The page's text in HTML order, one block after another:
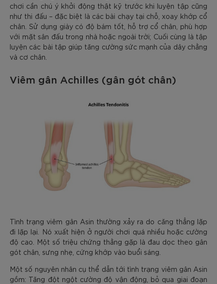
chơi cần chú ý khởi động thật kỹ trước khi luyện tập cũng
như thi đấu – đặc biệt là các bài chạy tại chỗ, xoay khớp cổ
chân. Sử dụng giày có độ bám tốt, hỗ trợ cổ chân, phù hợp
với mặt sân đấu trong nhà hoặc ngoài trời; Cuối cùng là tập
luyện các bài tập giúp tăng cường sức mạnh của dây chằng
và cơ chân.
Viêm gân Achilles (gân gót chân)
Tình trạng viêm gân Asin thường xảy ra do căng thẳng lặp
đi lặp lại. Nó xuất hiện ở người chơi quá nhiều hoặc cường
độ cao. Một số triệu chứng thằng gặp là đau dọc theo gân
gót chân, sưng nhẹ, cứng khớp vào buổi sáng.
Một số nguyên nhân cụ thể dẫn tới tình trạng viêm gân Asin
gồm: Tăng đột ngột cường độ vận động, bỏ qua giai đoạn